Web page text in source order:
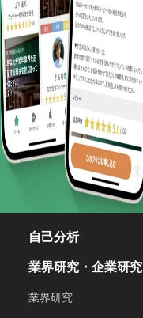
自己分析
業界研究・企業研究
業界研究